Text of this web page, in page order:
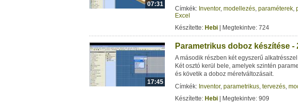
07:31
Címkék: Inventor, modellezés, paraméterek,
Excel
Készítette: Hebi | Megtekintve: 724
17:45
Parametrikus doboz készítése -
A második részben két egyszerű
Két osztó kerül bele, amelyek szintén
és követik a doboz méretváltozásait.
Címkék: Inventor, parametrikus, tervezés,
Készítette: Hebi | Megtekintve: 909